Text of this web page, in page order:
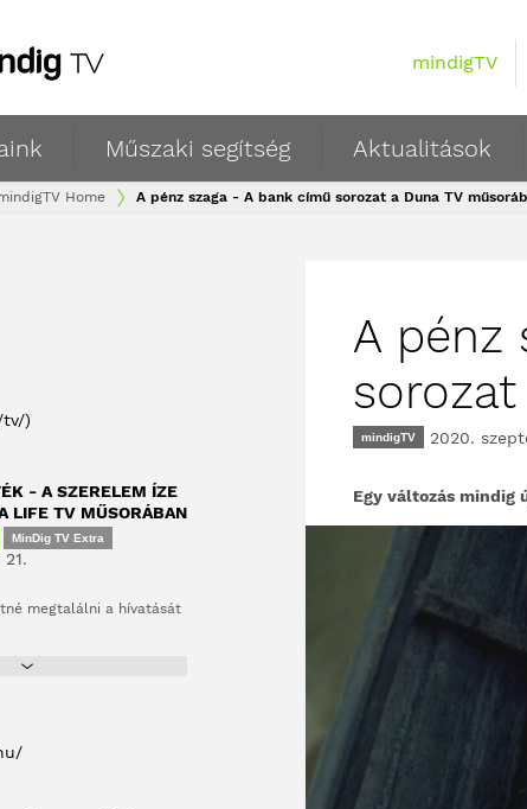
mindigTV
Műszaki segítség Aktualitások
Home A pénz szaga - A bank című sorozat a Duna TV
- A SZERELEM ÍZE
LIFE TV MŰSORÁBAN
MinDig TV Extra
megtalálni a hívatását
A pénz
mindigTV 2020.
Egy változás mindig